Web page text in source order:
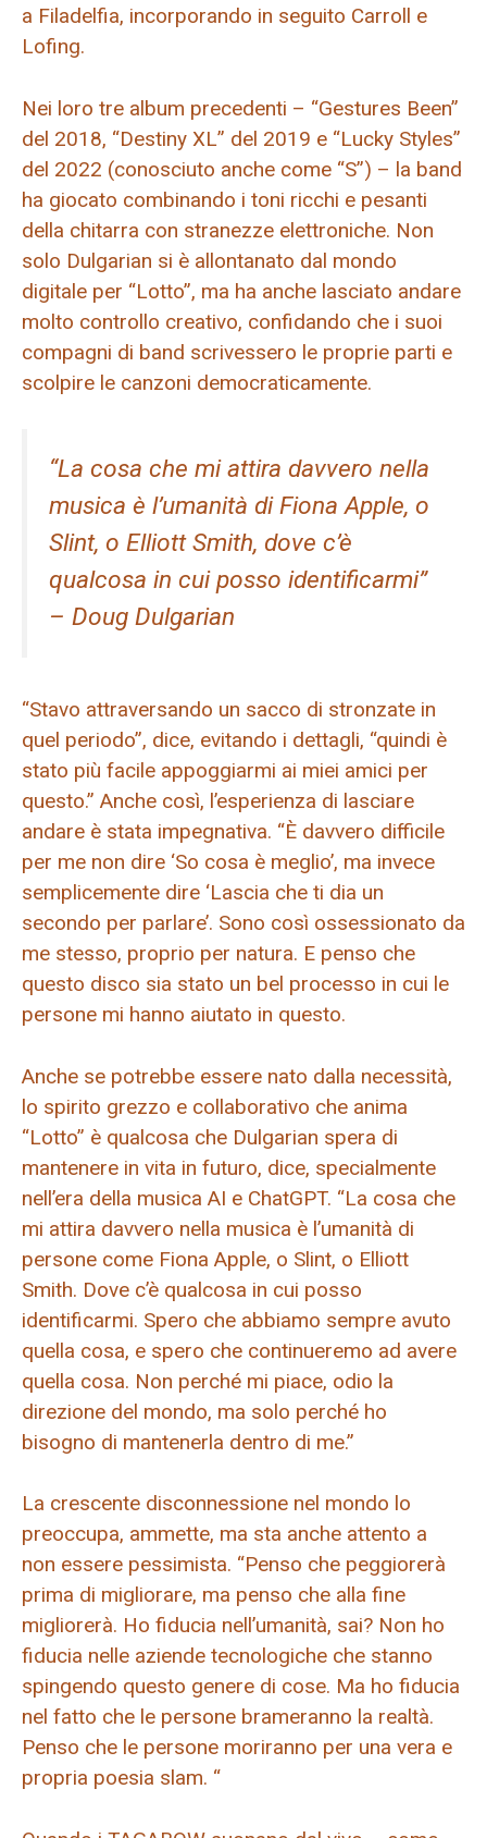
a Filadelfia, incorporando in seguito Carroll e
Lofing.
Nei loro tre album precedenti – “Gestures Been”
del 2018, “Destiny XL” del 2019 e “Lucky Styles”
del 2022 (conosciuto anche come “S”) – la band
ha giocato combinando i toni ricchi e pesanti
della chitarra con stranezze elettroniche. Non
solo Dulgarian si è allontanato dal mondo
digitale per “Lotto”, ma ha anche lasciato andare
molto controllo creativo, confidando che i suoi
compagni di band scrivessero le proprie parti e
scolpire le canzoni democraticamente.
“La cosa che mi attira davvero nella
musica è l’umanità di Fiona Apple, o
Slint, o Elliott Smith, dove c’è
qualcosa in cui posso identificarmi”
– Doug Dulgarian
“Stavo attraversando un sacco di stronzate in
quel periodo”, dice, evitando i dettagli, “quindi è
stato più facile appoggiarmi ai miei amici per
questo.” Anche così, l’esperienza di lasciare
andare è stata impegnativa. “È davvero difficile
per me non dire ‘So cosa è meglio’, ma invece
semplicemente dire ‘Lascia che ti dia un
secondo per parlare’. Sono così ossessionato da
me stesso, proprio per natura. E penso che
questo disco sia stato un bel processo in cui le
persone mi hanno aiutato in questo.
Anche se potrebbe essere nato dalla necessità,
lo spirito grezzo e collaborativo che anima
“Lotto” è qualcosa che Dulgarian spera di
mantenere in vita in futuro, dice, specialmente
nell’era della musica AI e ChatGPT. “La cosa che
mi attira davvero nella musica è l’umanità di
persone come Fiona Apple, o Slint, o Elliott
Smith. Dove c’è qualcosa in cui posso
identificarmi. Spero che abbiamo sempre avuto
quella cosa, e spero che continueremo ad avere
quella cosa. Non perché mi piace, odio la
direzione del mondo, ma solo perché ho
bisogno di mantenerla dentro di me.”
La crescente disconnessione nel mondo lo
preoccupa, ammette, ma sta anche attento a
non essere pessimista. “Penso che peggiorerà
prima di migliorare, ma penso che alla fine
migliorerà. Ho fiducia nell’umanità, sai? Non ho
fiducia nelle aziende tecnologiche che stanno
spingendo questo genere di cose. Ma ho fiducia
nel fatto che le persone brameranno la realtà.
Penso che le persone moriranno per una vera e
propria poesia slam. “